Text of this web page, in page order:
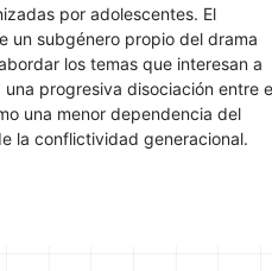
por adolescentes. El
un subgénero propio del drama
los temas que interesan a
progresiva disociación entre
una menor dependencia del
la conflictividad generacional.